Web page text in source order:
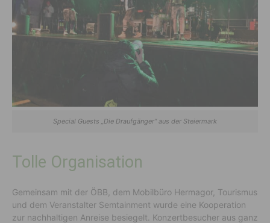
Special Guests „Die Draufgänger“ aus der Steiermark
Tolle Organisation
Gemeinsam mit der ÖBB, dem Mobilbüro Hermagor, Tourismus
und dem Veranstalter Semtainment wurde eine Kooperation
zur nachhaltigen Anreise besiegelt. Konzertbesucher aus ganz